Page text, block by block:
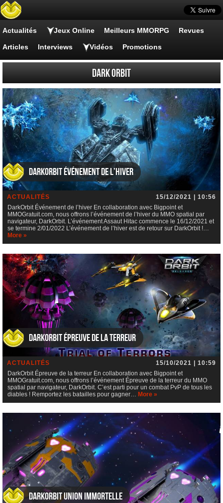
Actualités Jeux Online Meilleurs MMORPG Revues
Articles Interviews Vidéos Promotions
Dark Orbit
DarkOrbit Événement de l’hiver
ACTUALITÉS
15/12/2021 | 10:56
DarkOrbit Événement de l’hiver En collaboration avec Bigpoint et
MMOGratuit.com, nous offrons l’événement de l’hiver du MMO spatial par
navigateur, DarkOrbit. L’événement Assaut Hitac commence le 16/12/2021 et
se termine 2/01/2022 L’événement de l’hiver est de retour sur DarkOrbit !…
More »
DarkOrbit Épreuve de la terreur
ACTUALITÉS
15/10/2021 | 10:59
DarkOrbit Épreuve de la terreur En collaboration avec Bigpoint et
MMOGratuit.com, nous offrons l’événement Épreuve de la terreur du MMO
spatial par navigateur, DarkOrbit. C’est parti pour un combat PvP de tous les
diables ! Remportez les batailles pour gagner… More »
DarkOrbit Union immortelle